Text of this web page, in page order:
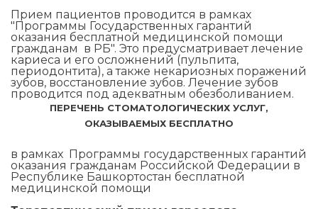
Прием пациентов проводится в рамках
"Программы Государственных гарантий
оказания бесплатной медицинской помощи
гражданам в РБ". Это предусматривает лечение
кариеса и его осложнений (пульпита,
периодонтита), а также некариозных поражений
зубов, восстановление зубов. Лечение зубов
проводится под адекватным обезболиванием.
ПЕРЕЧЕНЬ СТОМАТОЛОГИЧЕСКИХ УСЛУГ,
ОКАЗЫВАЕМЫХ БЕСПЛАТНО
в рамках Программы государственных гарантий
оказания гражданам Российской Федерации в
Республике Башкортостан бесплатной
медицинской помощи